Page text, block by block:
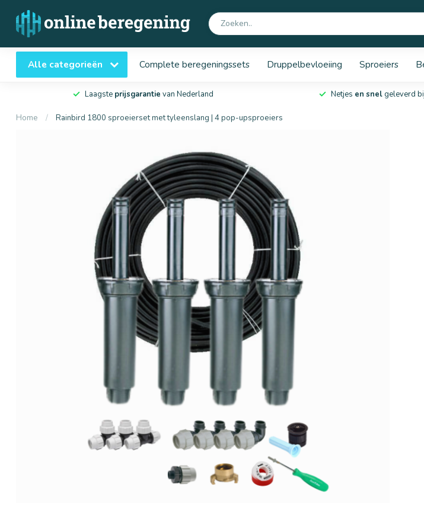
Alle categorieën Complete beregeningssets Druppelbevloeiing Sproeiers
Laagste prijsgarantie van Nederland Netjes en snelgeleverd
Home / Rainbird 1800 sproeierset met tyleenslang | 4 pop-upsproeiers